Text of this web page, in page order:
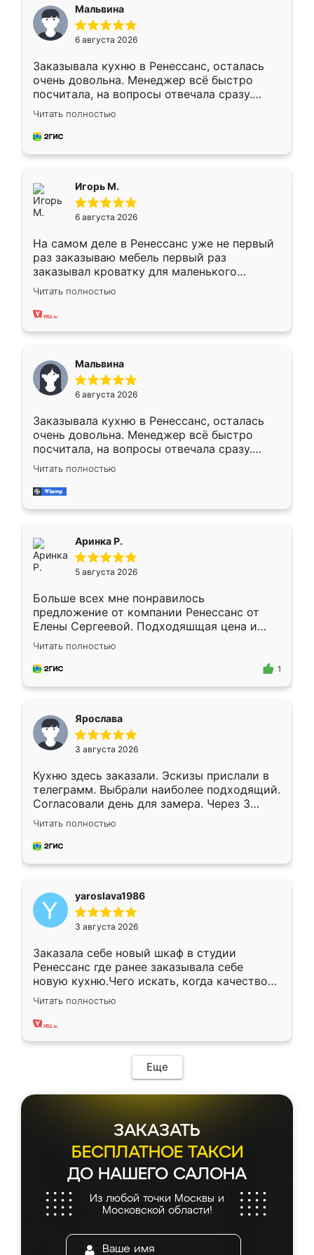
Мальвина
6 августа 2026
Заказывала кухню в Ренессанс, осталась
очень довольна. Менеджер всё быстро
посчитала, на вопросы отвечала сразу.
Замерщик приехал в субботу, подошёл к
делу со всей ответственностью. Собрали
за день, ребята работали аккуратно, даже
Читать полностью
Игорь М.
6 августа 2026
На самом деле в Ренессанс уже не первый
раз заказываю мебель первый раз
заказывал кроватку для маленького
ребёнка при его рождении ,во второй раз
заказал шкаф-купе. По качеству очень
хорошее сборка достаточно быстрая,
меньше, здесь же он более разнообразный.
Мне нравится ,если что-то потребуется из
мебели буду заказывать только здесь.
Читать полностью
Мальвина
6 августа 2026
Заказывала кухню в Ренессанс, осталась
очень довольна. Менеджер всё быстро
посчитала, на вопросы отвечала сразу.
Замерщик приехал в субботу, подошёл к
делу со всей ответственностью. Собрали
за день, ребята работали аккуратно, даже
Читать полностью
Аринка Р.
5 августа 2026
Больше всех мне понравилось
предложение от компании Ренессанс от
Елены Сергеевой. Подходяшщая цена и
короткие сроки изготовления. Приехавший
для замера сотрудник Владислав
предложил по моему эскизу самый
Читать полностью
1
Ярослава
3 августа 2026
Кухню здесь заказали. Эскизы прислали в
телеграмм. Выбрали наиболее подходящий.
Согласовали день для замера. Через 3
недели кухня была уже готова. Остались
довольны работой. Спасибо Ренессанс
мебель за качественную работу!
Читать полностью
yaroslava1986
3 августа 2026
Заказала себе новый шкаф в студии
Ренессанс где ранее заказывала себе
новую кухню.Чего искать, когда качеством
вполне довольна. Служит кухня уже почти
два года, нареканий нет.
Читать полностью
Еще
ЗАКАЗАТЬ
БЕСПЛАТНОЕ ТАКСИ
ДО НАШЕГО САЛОНА
Из любой точки Москвы и
Московской области!